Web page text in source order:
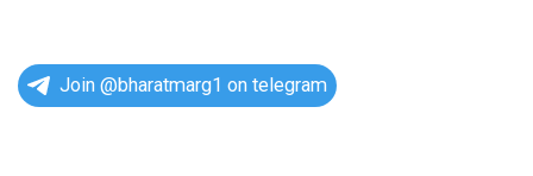
e
Join @bharatmarg1 on telegram